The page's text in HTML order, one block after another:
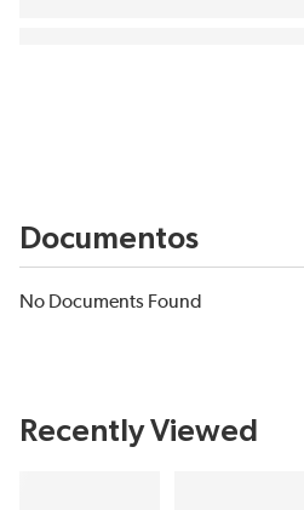
Documentos
No Documents Found
Recently Viewed